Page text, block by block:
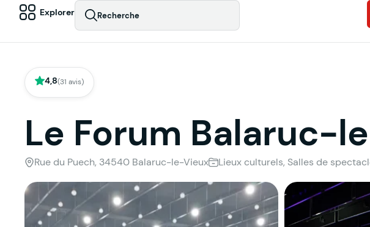
Explorer Recherche
4,8(31 avis)
Le Forum Balaruc-
Rue du Puech, 34540 Balaruc-le-Vieux Lieux culturels, Salles de